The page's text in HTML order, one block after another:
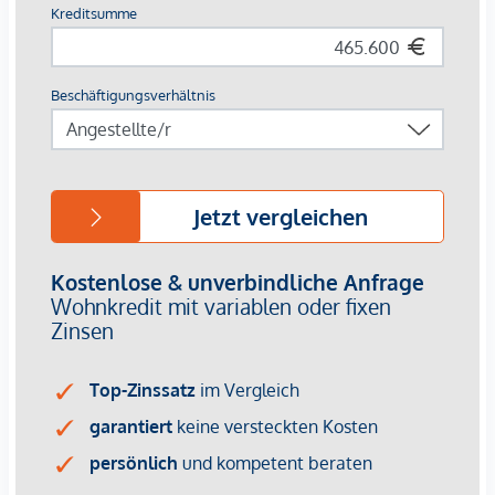
Wohnflächen von ca. 32 bis 129 m²
70 Tiefgaragenplätze (E-Ladestationen möglich)
Balkone, Terrassen oder Loggien
Shared Office Space
Fitnessraum
Gemeinschaftsraum mit Küche
Jugend- und Kinderspielraum
Paketraum und Waschküche
Fahrradreparaturraum
Althan Quartier Service-App
Fußbodenheizung und -Kühlung mittels
Fernwärme/Fernkälte
Klimaanlage im 8. Obergeschoss und 1. Dachgeschoss